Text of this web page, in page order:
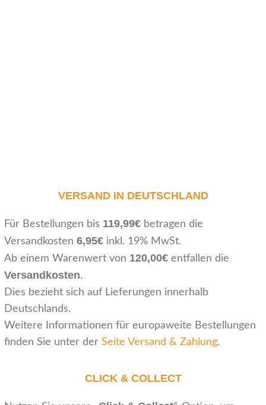
VERSAND IN DEUTSCHLAND
Für Bestellungen bis 119,99€ betragen die
Versandkosten 6,95€ inkl. 19% MwSt.
Ab einem Warenwert von 120,00€ entfallen die
Versandkosten.
Dies bezieht sich auf Lieferungen innerhalb
Deutschlands.
Weitere Informationen für europaweite Bestellungen
finden Sie unter der Seite Versand & Zahlung.
CLICK & COLLECT